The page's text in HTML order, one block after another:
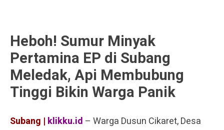
Heboh! Sumur Minyak
Pertamina EP di Subang
Meledak, Api Membubung
Tinggi Bikin Warga Panik
Subang | klikku.id – Warga Dusun Cikaret, Desa